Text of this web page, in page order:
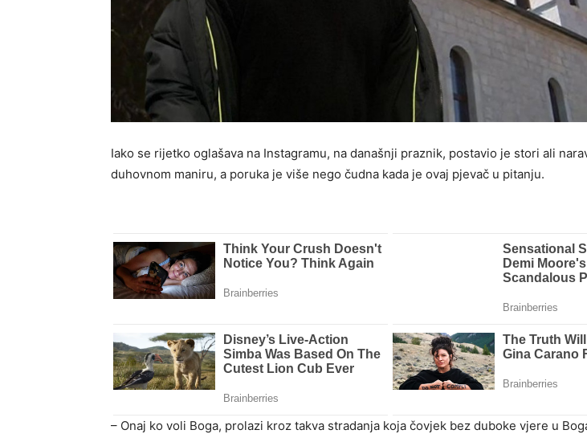
Iako se rijetko oglašava na Instagramu, na današnji praznik, postavio je stori ali
duhovnom maniru, a poruka je više nego čudna kada je ovaj pjevač u pitanju.
– Onaj ko voli Boga, prolazi kroz takva stradanja koja čovjek bez duboke vjere u